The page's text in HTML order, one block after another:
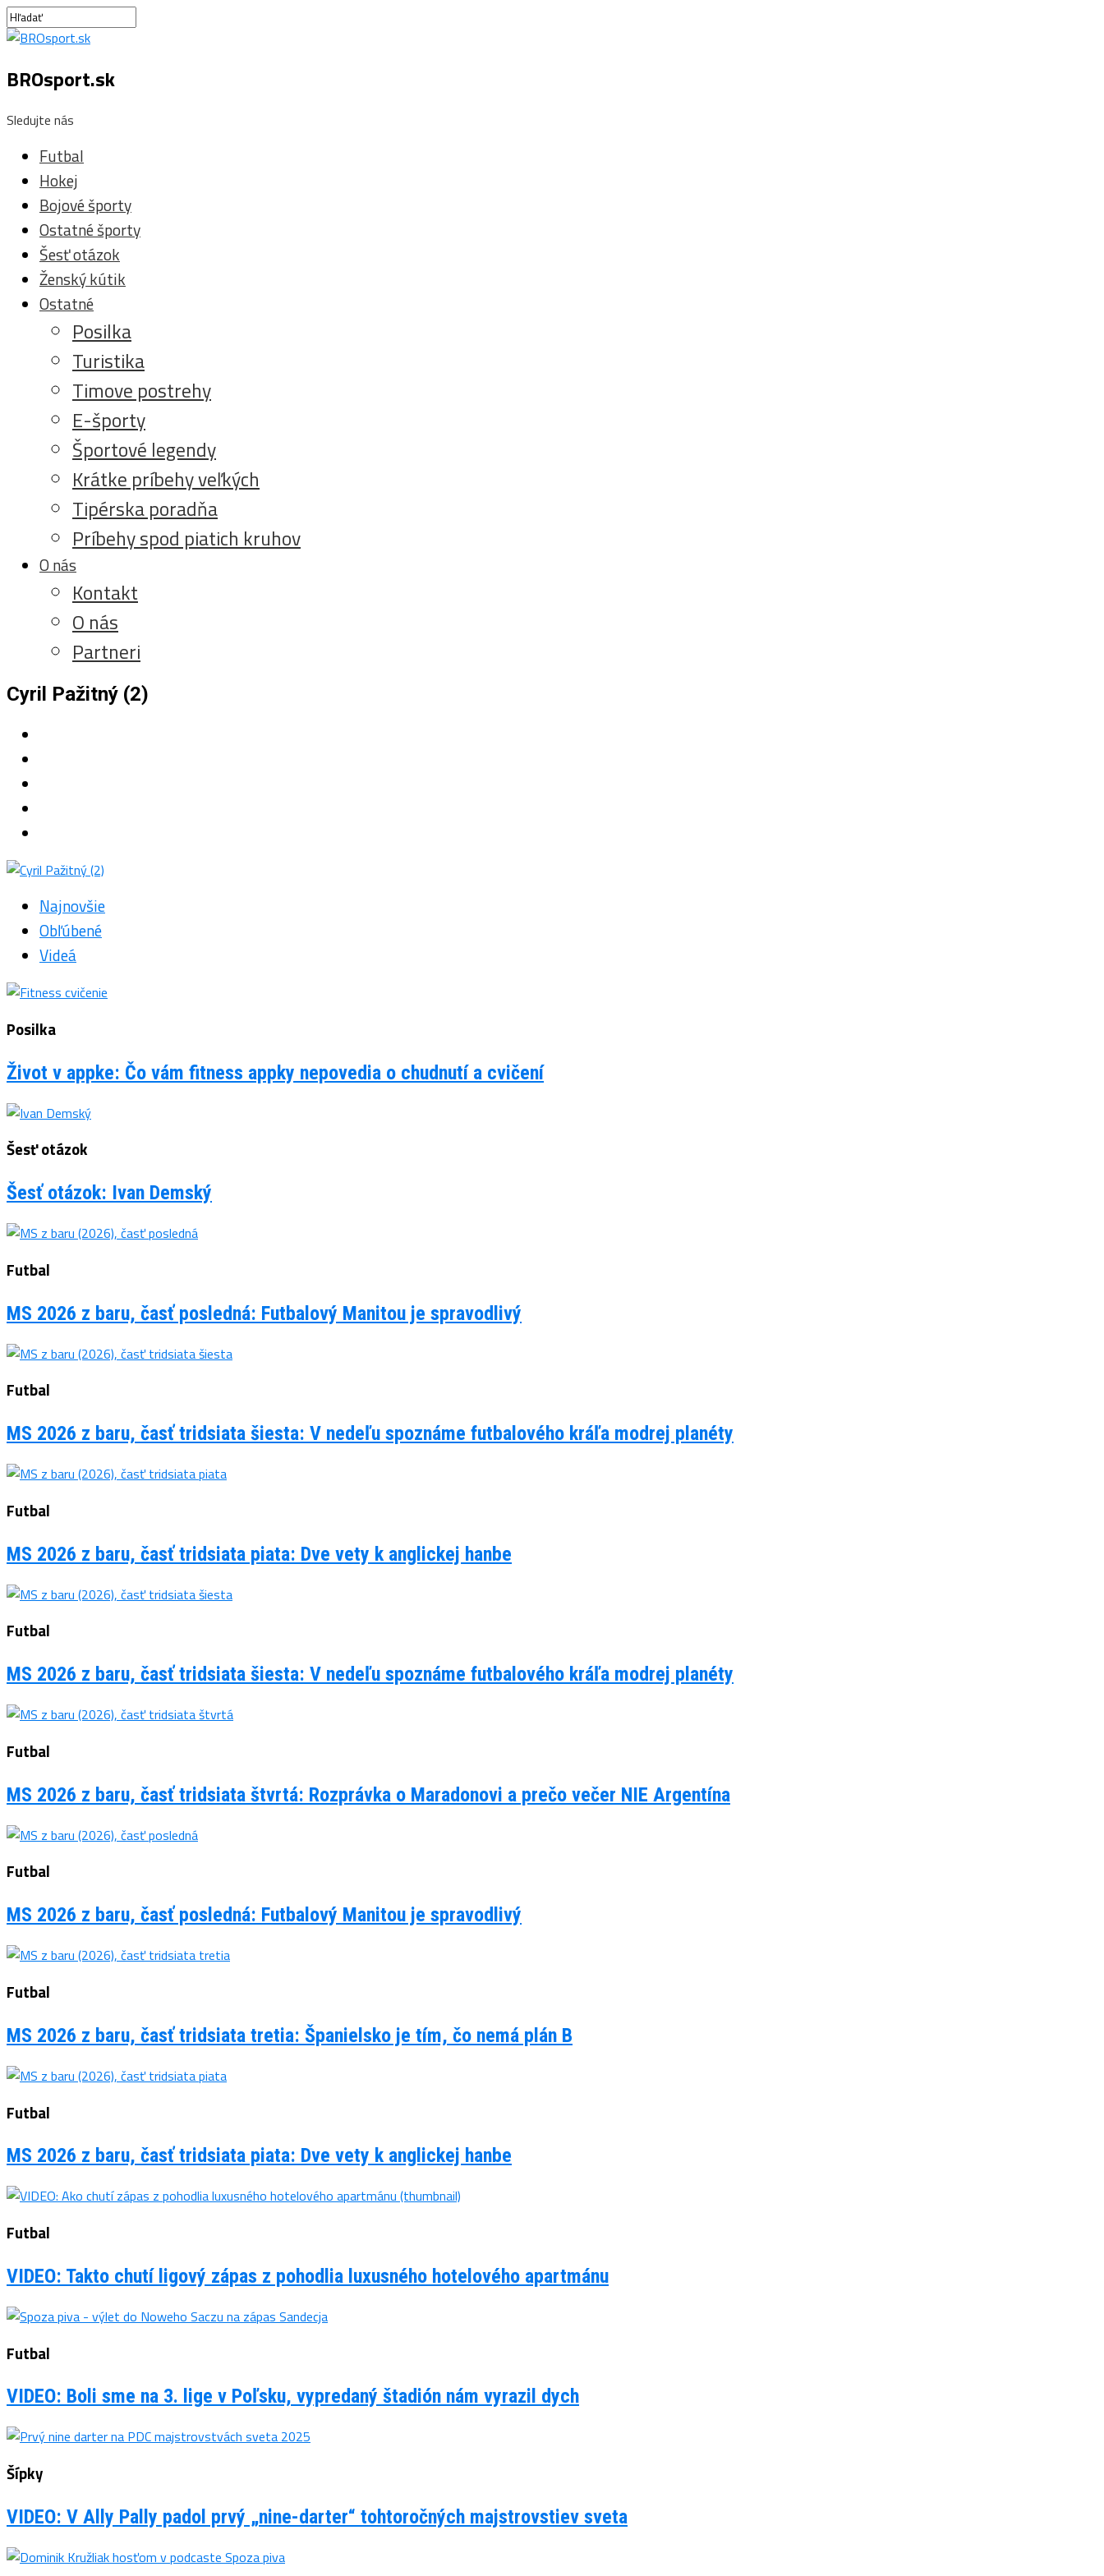
BROsport.sk
Sledujte nás
Futbal
Hokej
Bojové športy
Ostatné športy
Šesť otázok
Ženský kútik
Ostatné
Posilka
Turistika
Timove postrehy
E-športy
Športové legendy
Krátke príbehy veľkých
Tipérska poradňa
Príbehy spod piatich kruhov
O nás
Kontakt
O nás
Partneri
Cyril Pažitný (2)
Najnovšie
Obľúbené
Videá
Posilka
Život v appke: Čo vám fitness appky nepovedia o chudnutí a cvičení
Šesť otázok
Šesť otázok: Ivan Demský
Futbal
MS 2026 z baru, časť posledná: Futbalový Manitou je spravodlivý
Futbal
MS 2026 z baru, časť tridsiata šiesta: V nedeľu spoznáme futbalového kráľa modrej planéty
Futbal
MS 2026 z baru, časť tridsiata piata: Dve vety k anglickej hanbe
Futbal
MS 2026 z baru, časť tridsiata šiesta: V nedeľu spoznáme futbalového kráľa modrej planéty
Futbal
MS 2026 z baru, časť tridsiata štvrtá: Rozprávka o Maradonovi a prečo večer NIE Argentína
Futbal
MS 2026 z baru, časť posledná: Futbalový Manitou je spravodlivý
Futbal
MS 2026 z baru, časť tridsiata tretia: Španielsko je tím, čo nemá plán B
Futbal
MS 2026 z baru, časť tridsiata piata: Dve vety k anglickej hanbe
Futbal
VIDEO: Takto chutí ligový zápas z pohodlia luxusného hotelového apartmánu
Futbal
VIDEO: Boli sme na 3. lige v Poľsku, vypredaný štadión nám vyrazil dych
Šípky
VIDEO: V Ally Pally padol prvý „nine-darter“ tohtoročných majstrovstiev sveta